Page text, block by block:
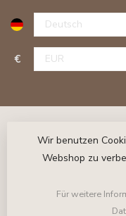
€
© Copyright 2026
-
Wir benutzen
Webshop zu
Für weitere